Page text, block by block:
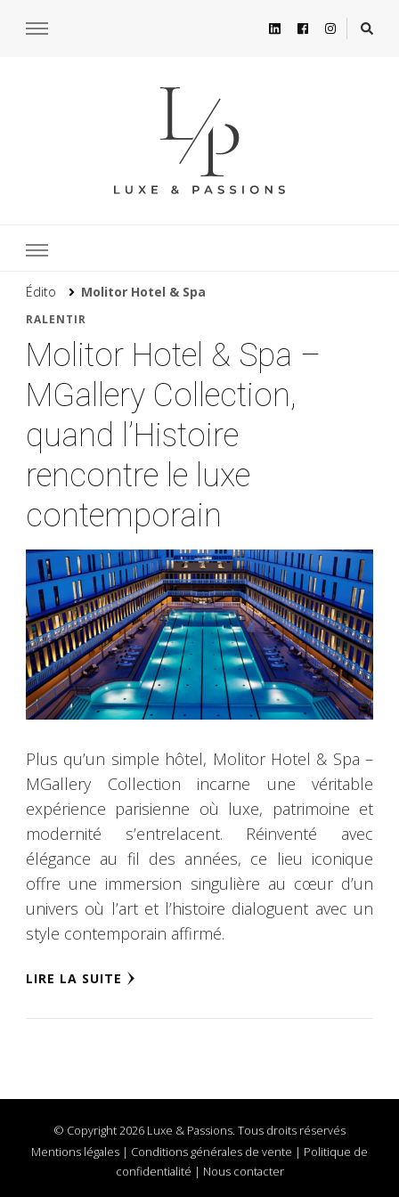
Édito Molitor Hotel & Spa
RALENTIR
Molitor Hotel & Spa –
MGallery Collection,
quand l’Histoire
rencontre le luxe
contemporain
Plus qu’un simple hôtel, Molitor Hotel & Spa –
MGallery Collection incarne une véritable
expérience parisienne où luxe, patrimoine et
modernité s’entrelacent. Réinventé avec
élégance au fil des années, ce lieu iconique
offre une immersion singulière au cœur d’un
univers où l’art et l’histoire dialoguent avec un
style contemporain affirmé.
LIRE LA SUITE
© Copyright 2026 Luxe & Passions. Tous droits réservés
Mentions légales | Conditions générales de vente | Politique de
confidentialité | Nous contacter